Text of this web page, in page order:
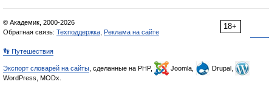
18+
© Академик, 2000-2026
Обратная связь: Техподдержка Реклама на сайте
👣 Путешествия
Экспорт словарей на сайты , сделанные на PHP, Joomla,
Drupal,
WordPress, MODx.